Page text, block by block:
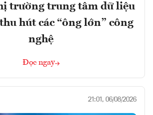
trường trung tâm dữ liệu
hút các “ông lớn” công
nghệ
Đọc ngay
21:01, 06/08/2026